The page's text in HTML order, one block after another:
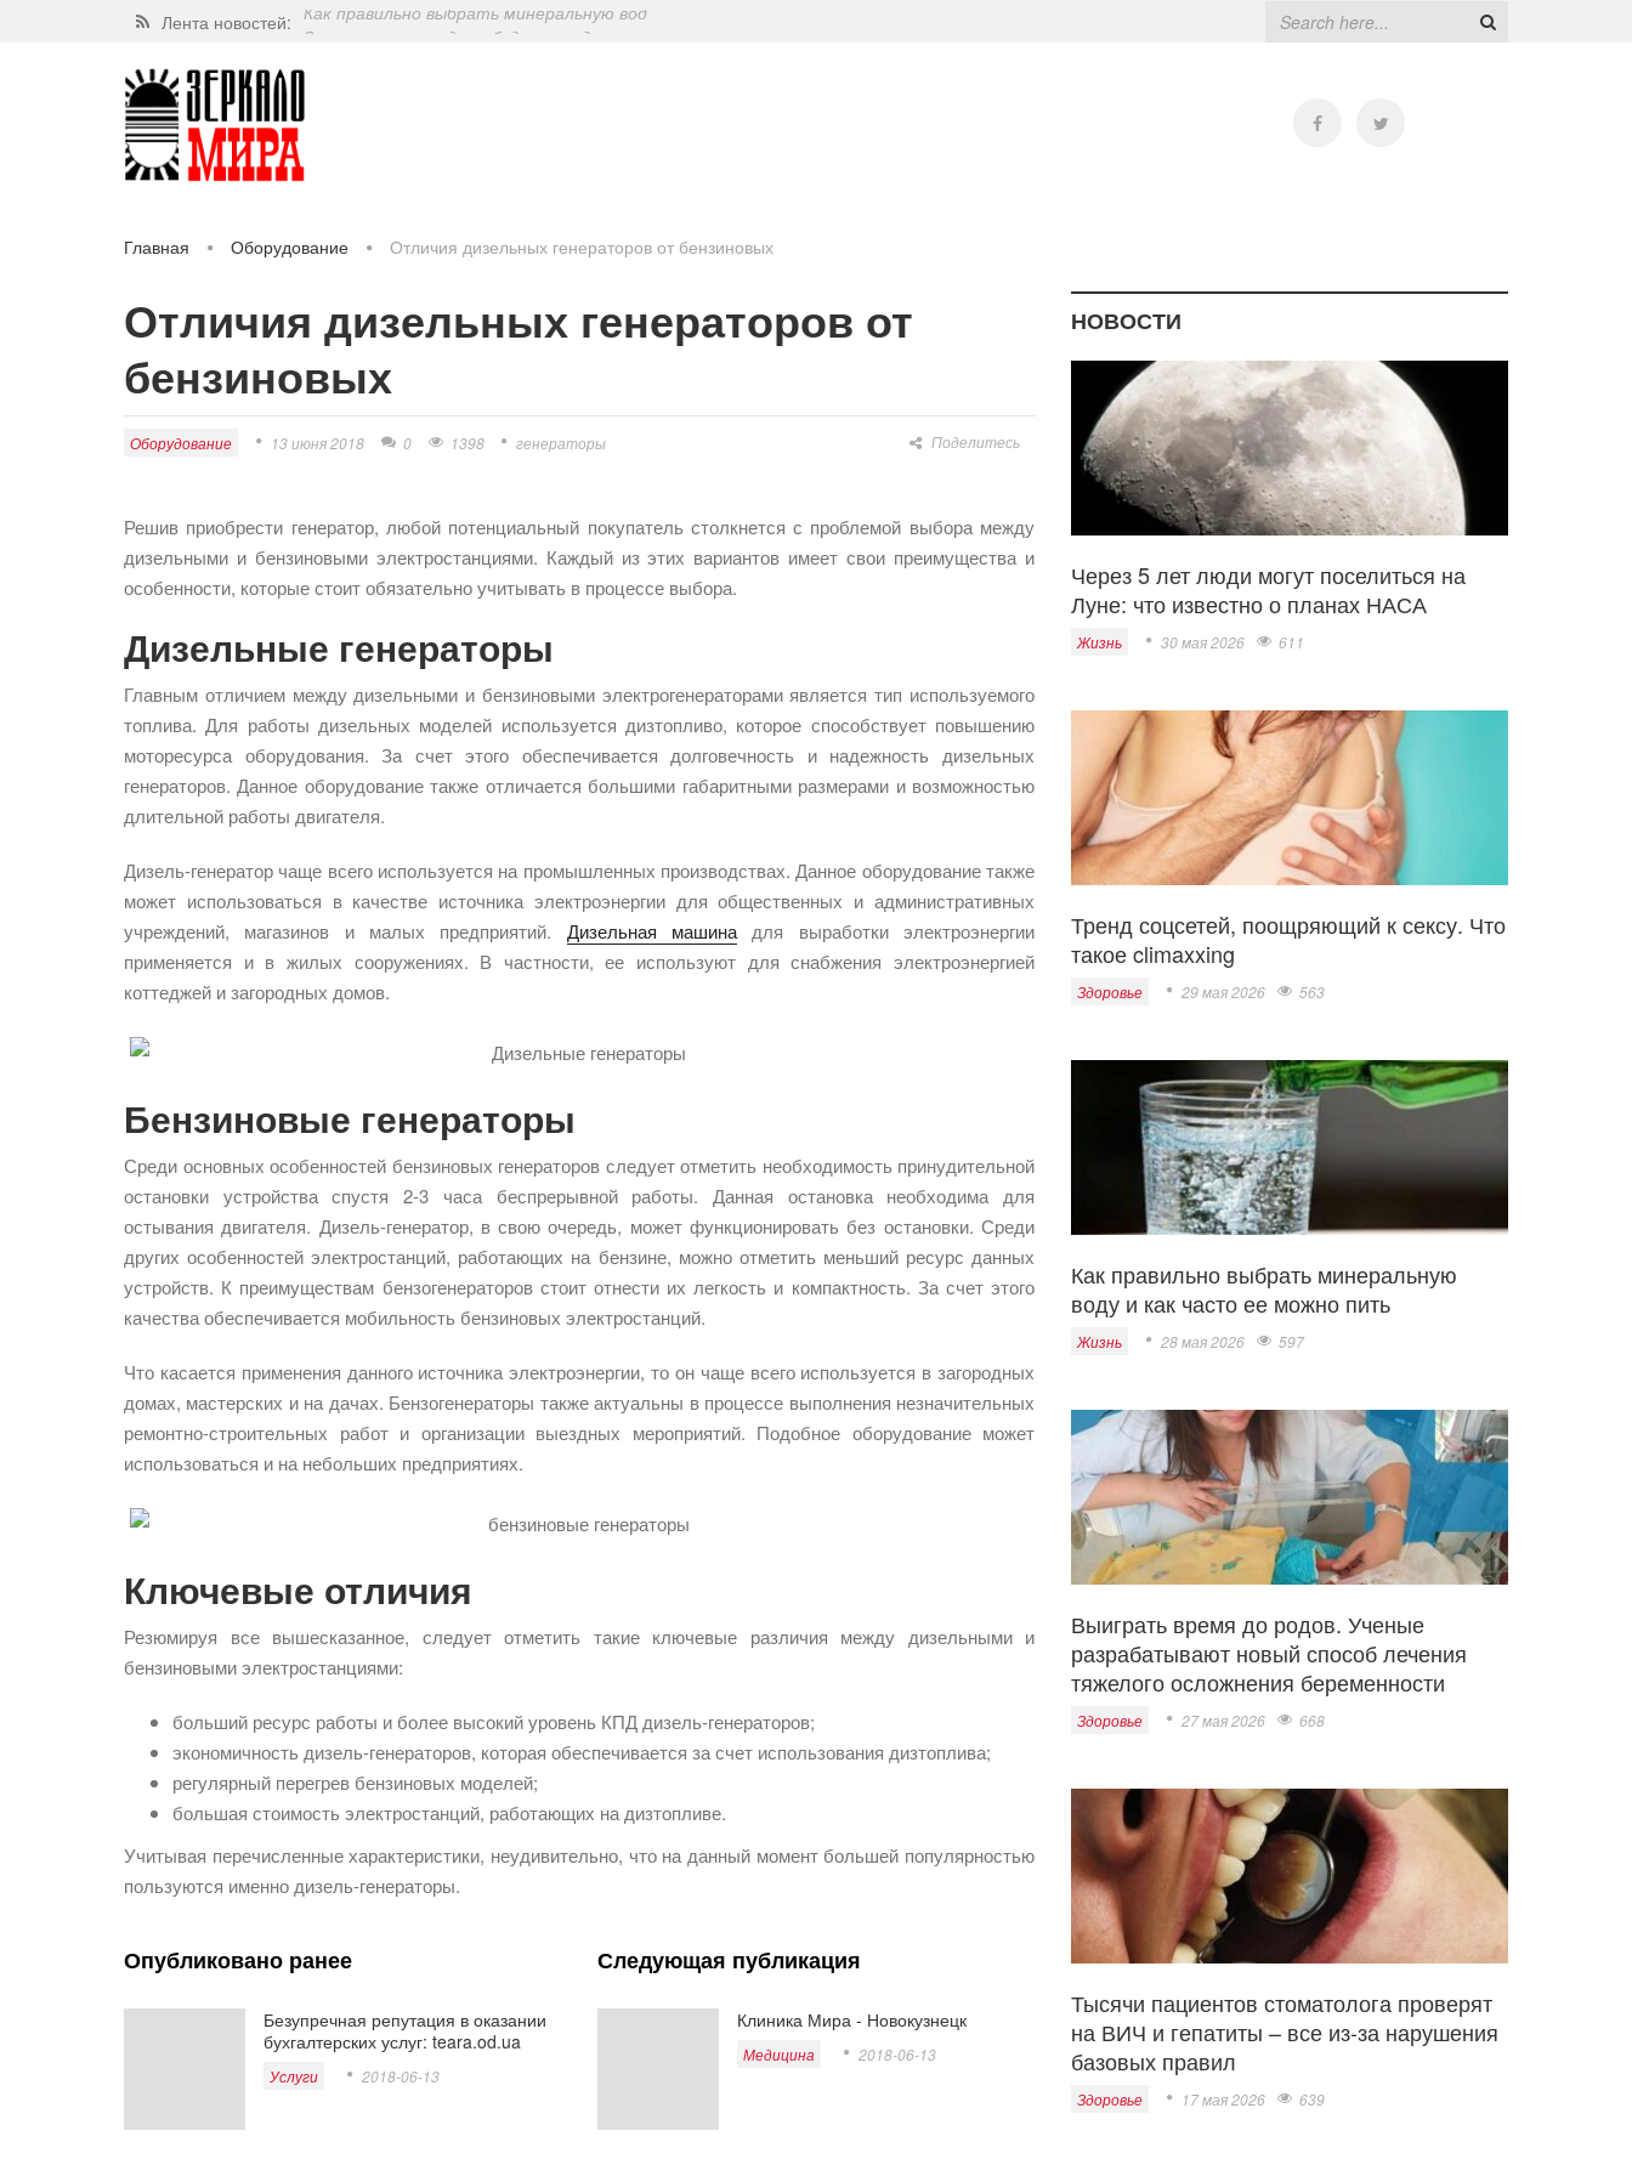
Лента новостей: Завершат ли когда-нибудь периодическу
Через 5 лет люди могут поселиться на Лу
Главная Оборудование Отличия дизельных генераторов от бензиновых
Отличия дизельных генераторов от
бензиновых
Оборудование 13 июня 2018 0 1398 генераторы Поделитесь
Решив приобрести генератор, любой потенциальный покупатель столкнется с проблемой выбора между
дизельными и бензиновыми электростанциями. Каждый из этих вариантов имеет свои преимущества и
особенности, которые стоит обязательно учитывать в процессе выбора.
Дизельные генераторы
Главным отличием между дизельными и бензиновыми электрогенераторами является тип используемого
топлива. Для работы дизельных моделей используется дизтопливо, которое способствует повышению
моторесурса оборудования. За счет этого обеспечивается долговечность и надежность дизельных
генераторов. Данное оборудование также отличается большими габаритными размерами и возможностью
длительной работы двигателя.
Дизель-генератор чаще всего используется на промышленных производствах. Данное оборудование также
может использоваться в качестве источника электроэнергии для общественных и административных
учреждений, магазинов и малых предприятий. Дизельная машина для выработки электроэнергии
применяется и в жилых сооружениях. В частности, ее используют для снабжения электроэнергией
коттеджей и загородных домов.
Бензиновые генераторы
Среди основных особенностей бензиновых генераторов следует отметить необходимость принудительной
остановки устройства спустя 2-3 часа беспрерывной работы. Данная остановка необходима для
остывания двигателя. Дизель-генератор, в свою очередь, может функционировать без остановки. Среди
других особенностей электростанций, работающих на бензине, можно отметить меньший ресурс данных
устройств. К преимуществам бензогенераторов стоит отнести их легкость и компактность. За счет этого
качества обеспечивается мобильность бензиновых электростанций.
Что касается применения данного источника электроэнергии, то он чаще всего используется в загородных
домах, мастерских и на дачах. Бензогенераторы также актуальны в процессе выполнения незначительных
ремонтно-строительных работ и организации выездных мероприятий. Подобное оборудование может
использоваться и на небольших предприятиях.
Ключевые отличия
Резюмируя все вышесказанное, следует отметить такие ключевые различия между дизельными и
бензиновыми электростанциями:
больший ресурс работы и более высокий уровень КПД дизель-генераторов;
экономичность дизель-генераторов, которая обеспечивается за счет использования дизтоплива;
регулярный перегрев бензиновых моделей;
большая стоимость электростанций, работающих на дизтопливе.
Учитывая перечисленные характеристики, неудивительно, что на данный момент большей популярностью
пользуются именно дизель-генераторы.
Опубликовано ранее
Безупречная репутация в оказании
бухгалтерских услуг: teara.od.ua
Услуги 2018-06-13
Следующая публикация
Клиника Мира - Новокузнецк
Медицина 2018-06-13
НОВОСТИ
Через 5 лет люди могут поселиться на
Луне: что известно о планах НАСА
Жизнь 30 мая 2026 611
Тренд соцсетей, поощряющий к сексу. Что
такое climaxxing
Здоровье 29 мая 2026 563
Как правильно выбрать минеральную
воду и как часто ее можно пить
Жизнь 28 мая 2026 597
Выиграть время до родов. Ученые
разрабатывают новый способ лечения
тяжелого осложнения беременности
Здоровье 27 мая 2026 668
Тысячи пациентов стоматолога проверят
на ВИЧ и гепатиты – все из-за нарушения
базовых правил
Здоровье 17 мая 2026 639